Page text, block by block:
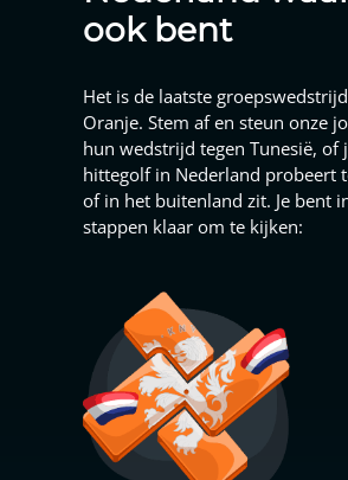
ook bent
Het is de laatste
Oranje. Stem af en steun onze
hun wedstrijd tegen Tunesië, of
hittegolf in Nederland probeert
of in het buitenland zit. Je bent
stappen klaar om te kijken: